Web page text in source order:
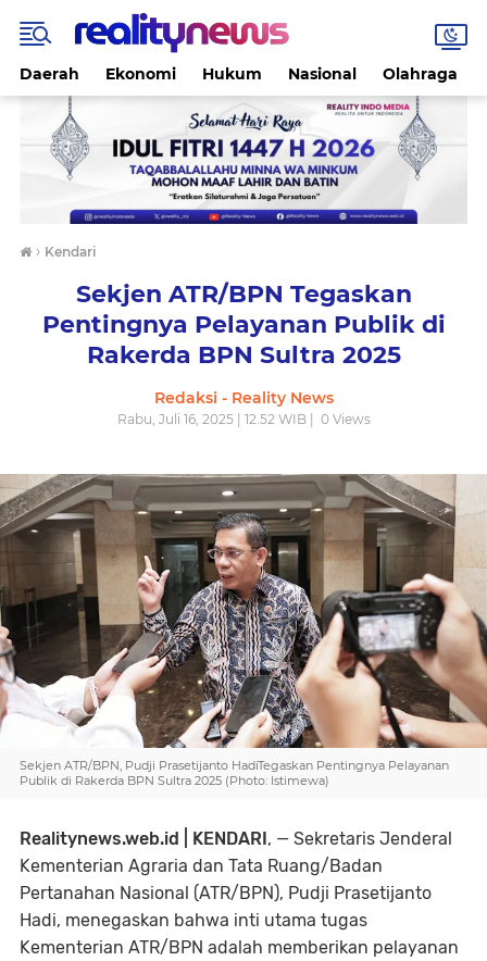
Daerah Ekonomi Hukum Nasional Olahraga
› Kendari
Sekjen ATR/BPN Tegaskan
Pentingnya Pelayanan Publik di
Rakerda BPN Sultra 2025
Redaksi - Reality News
Rabu, Juli 16, 2025 | 12.52 WIB | 0Views
Sekjen ATR/BPN, Pudji Prasetijanto HadiTegaskan Pentingnya Pelayanan
Publik di Rakerda BPN Sultra 2025 (Photo: Istimewa)
Realitynews.web.id | KENDARI, — Sekretaris Jenderal
Kementerian Agraria dan Tata Ruang/Badan
Pertanahan Nasional (ATR/BPN), Pudji Prasetijanto
Hadi, menegaskan bahwa inti utama tugas
Kementerian ATR/BPN adalah memberikan pelayanan